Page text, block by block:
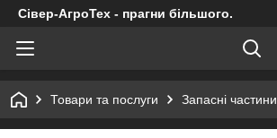
Сівер-АгроТех - прагни більшого.
Товари та послуги Запасні частини